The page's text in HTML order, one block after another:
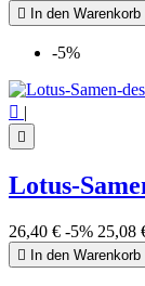
 In den Warenkorb
-5%
 |

Lotus-
26,40 € -5% 25,08
 In den Warenkorb